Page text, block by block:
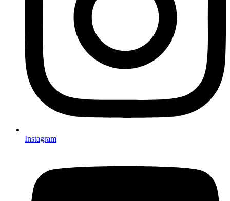
Instagram